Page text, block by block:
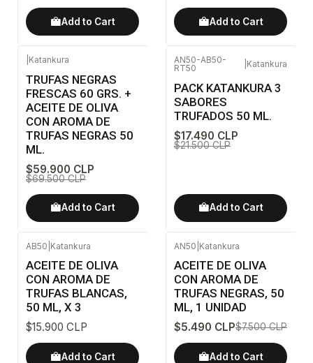
Add to Cart Add to Cart
Katankura
TRUFAS NEGRAS
FRESCAS 60 GRS. +
ACEITE DE OLIVA
CON AROMA DE
TRUFAS NEGRAS 50
ML.
$59.900 CLP
$69.500 CLP
Add to Cart
-19%
AN50-AB50-
RT50
Katankura
PACK KATANKURA 3
SABORES
TRUFADOS 50 ML.
$17.490 CLP
$21.500 CLP
Add to Cart
AB50 Katankura
ACEITE DE OLIVA
CON AROMA DE
TRUFAS BLANCAS,
50 ML, X 3
$15.900 CLP
Add to Cart
AN50 Katankura
ACEITE DE OLIVA
CON AROMA DE
TRUFAS NEGRAS, 50
ML, 1 UNIDAD
$5.490 CLP$7.500 CLP
Add to Cart